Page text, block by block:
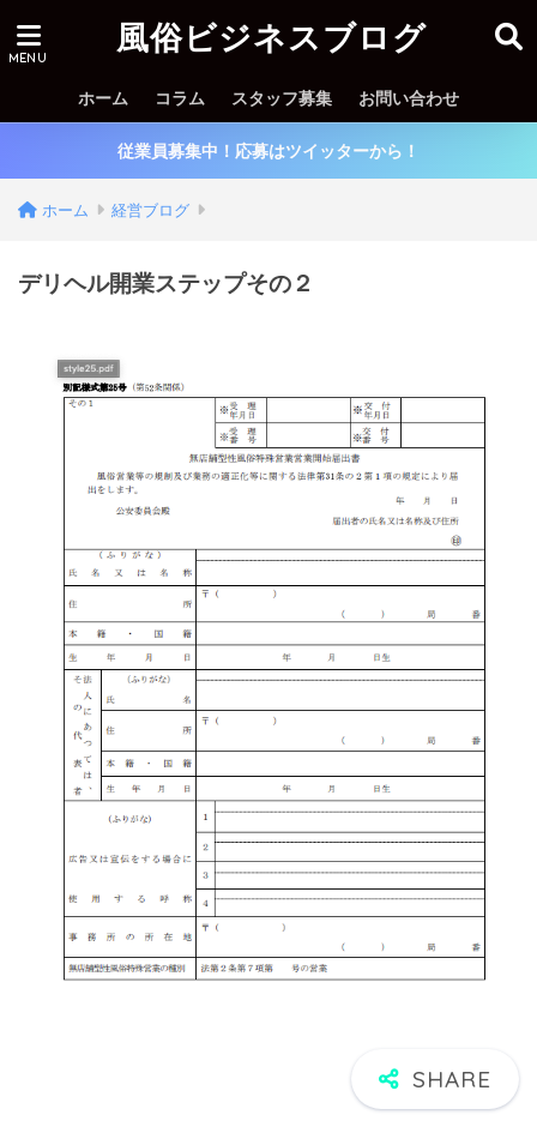
風俗ビジネスブログ
ホーム コラム スタッフ募集 お問い合わせ
従業員募集中！応募はツイッターから！
ホーム 経営ブログ
デリヘル開業ステップその２